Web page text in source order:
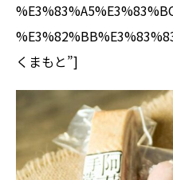
くまもと”]